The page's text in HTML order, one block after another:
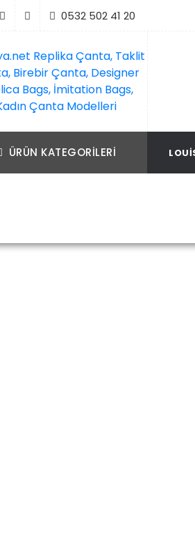
0532 502 41 20
Kadın Çanta Modelleri
ÜRÜN KATEGORILERI